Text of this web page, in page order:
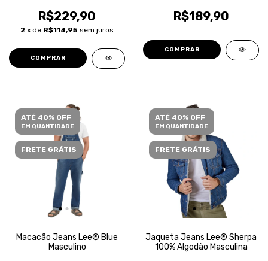
R$229,90
2 x de R$114,95 sem juros
COMPRAR
R$189,90
COMPRAR
ATÉ 40% OFF
EM QUANTIDADE
FRETE GRÁTIS
Macacão Jeans Lee® Blue
Masculino
ATÉ 40% OFF
EM QUANTIDADE
FRETE GRÁTIS
Jaqueta Jeans Lee® Sherpa
100% Algodão Masculina